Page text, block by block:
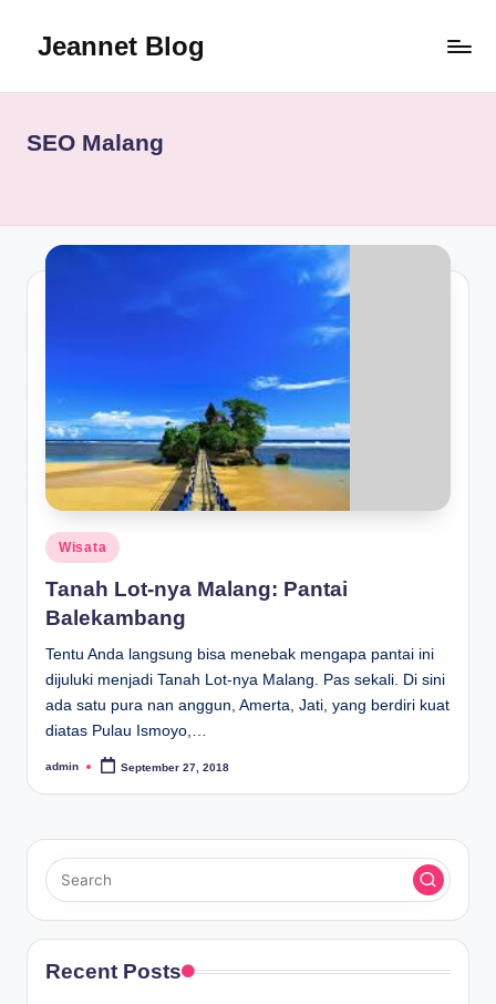
Jeannet Blog
Review
SEO Malang
Posted
in
Wisata
Tanah Lot-nya Malang: Pantai
Balekambang
Tentu Anda langsung bisa menebak mengapa pantai ini
dijuluki menjadi Tanah Lot-nya Malang. Pas sekali. Di sini
ada satu pura nan anggun, Amerta, Jati, yang berdiri kuat
diatas Pulau Ismoyo,…
Posted
admin September 27, 2018
Recent Posts